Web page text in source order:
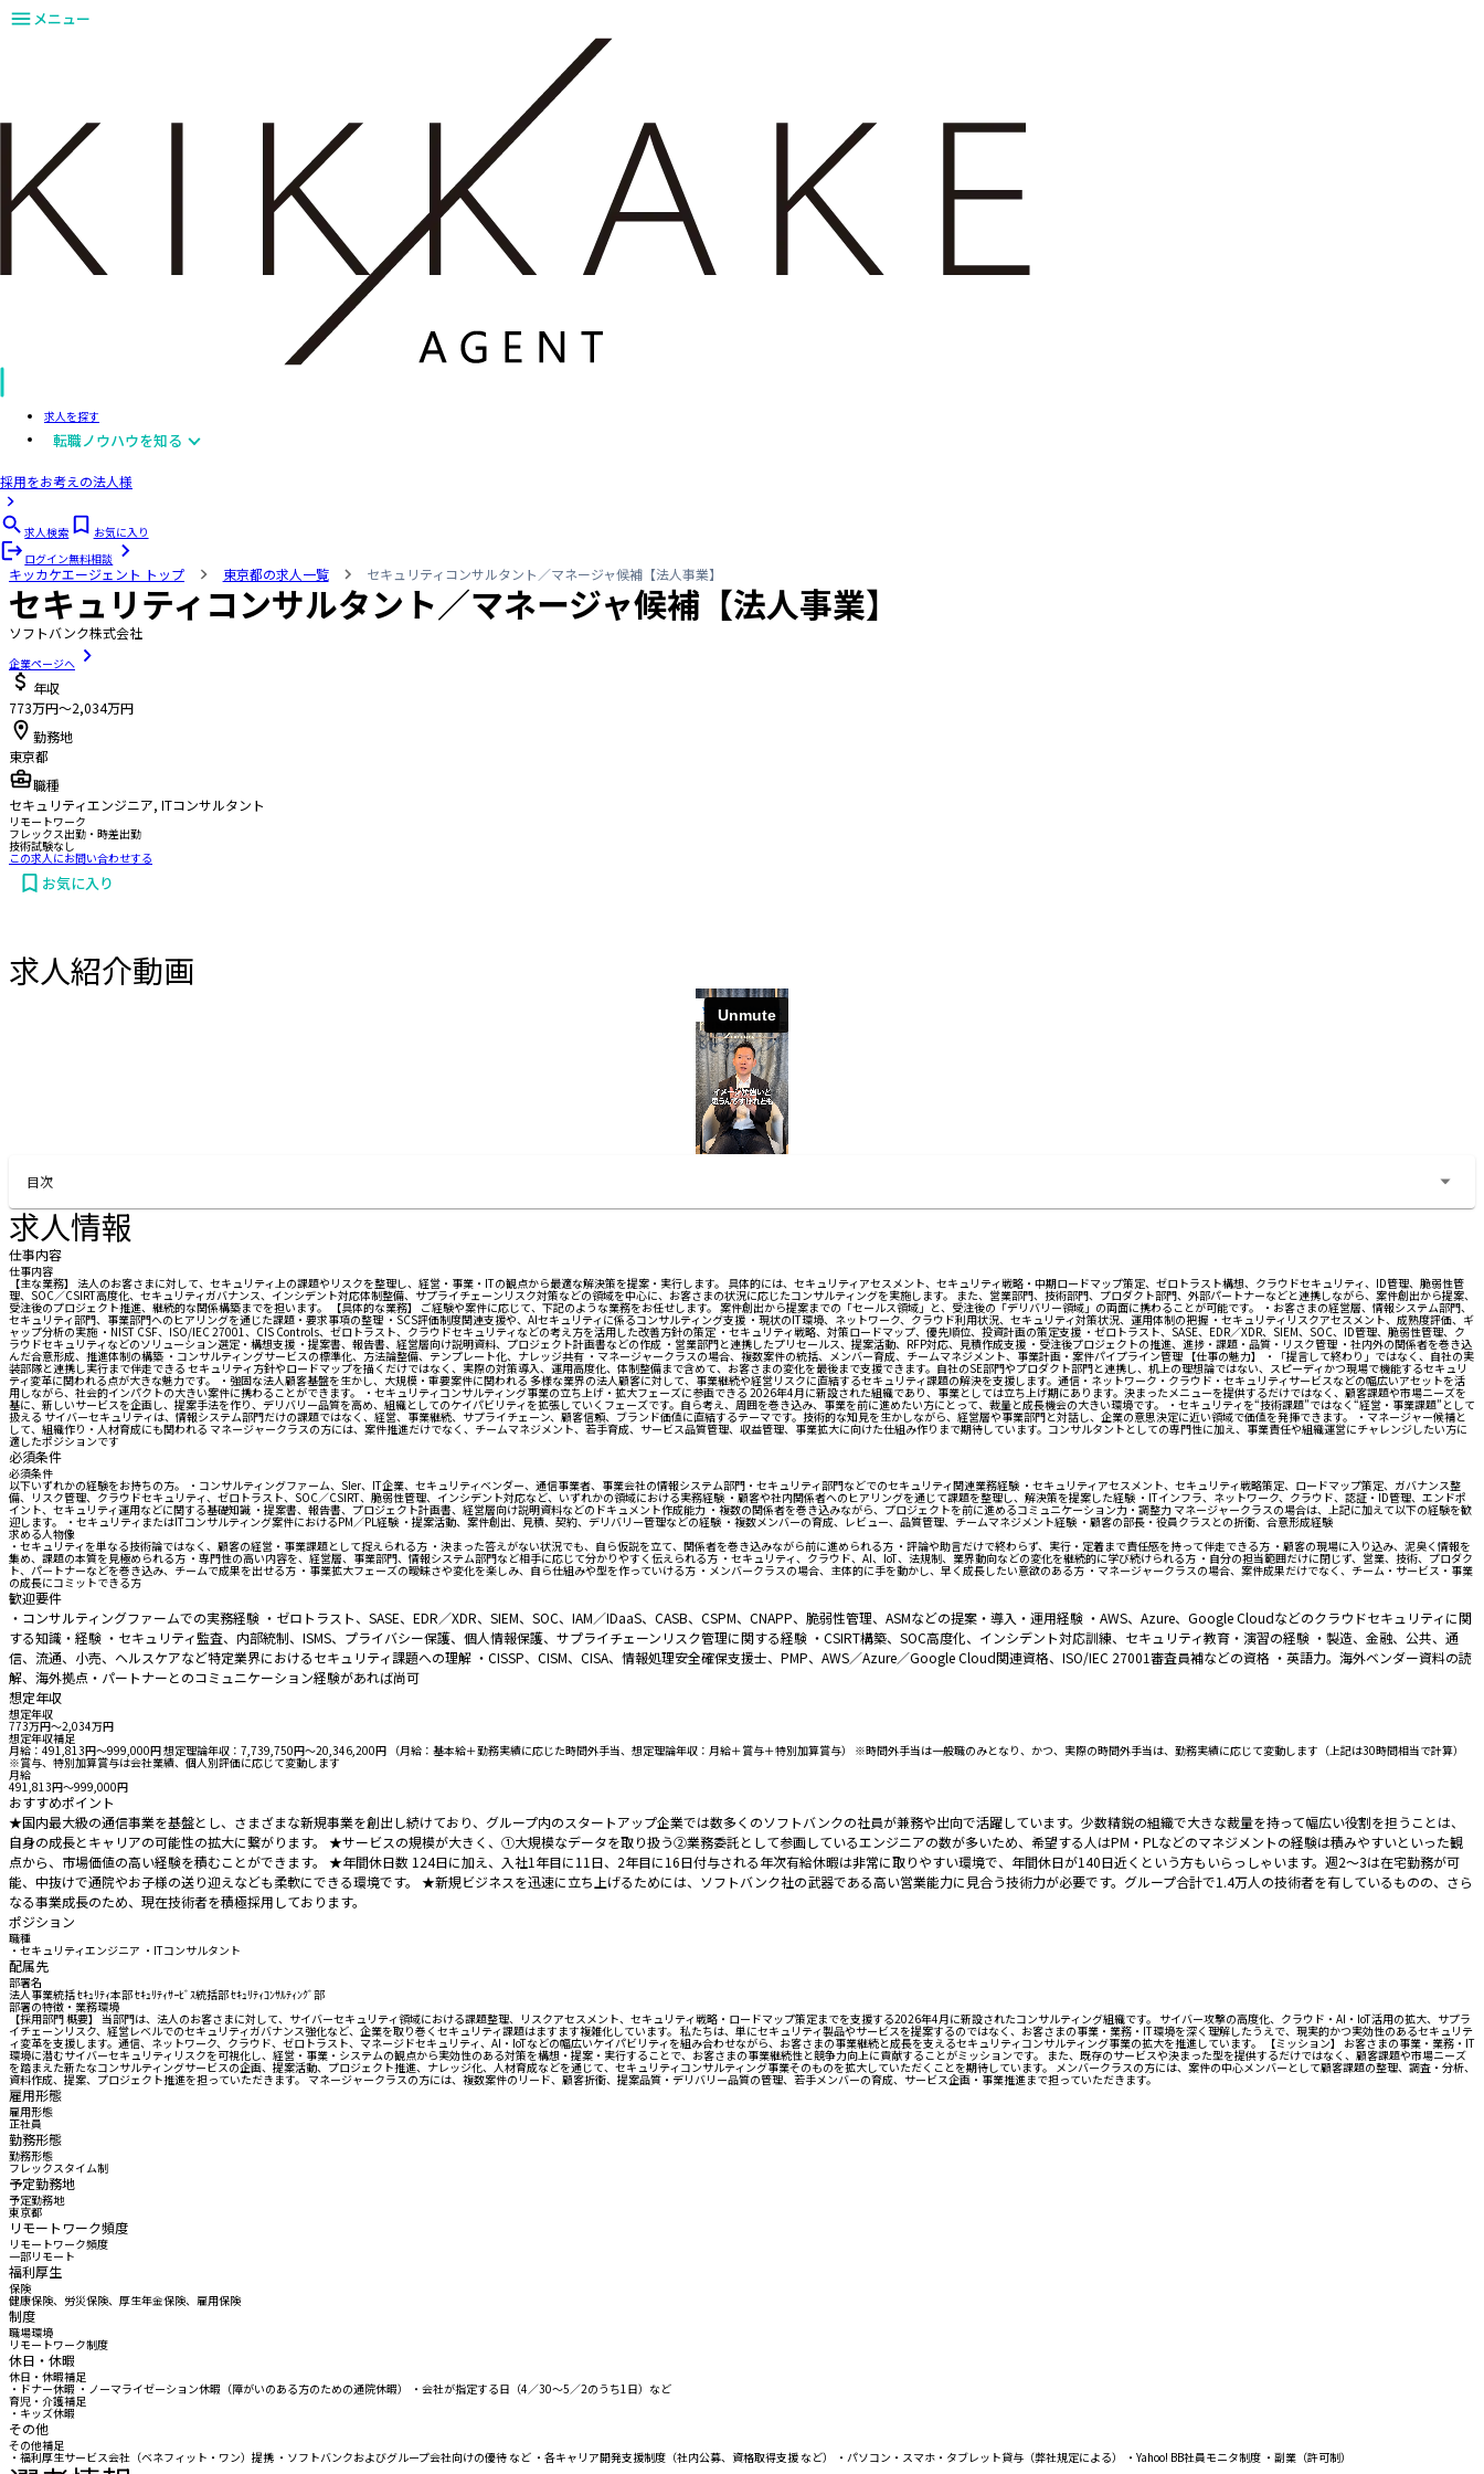
メニュー
求人を探す
転職ノウハウを知る
採用をお考えの法人様
求人検索
お気に入り
ログイン無料相談
キッカケエージェント トップ 東京都の求人一覧 セキュリティコンサルタント／マネージャ候補【法人事業】
セキュリティコンサルタント／マネージャ候補【法人事業】
ソフトバンク株式会社
企業ページへ
年収
773万円〜2,034万円
勤務地
東京都
職種
セキュリティエンジニア, ITコンサルタント
リモートワーク
フレックス出勤・時差出勤
技術試験なし
この求人にお問い合わせする
お気に入り
お問い合わせする
求人紹介動画
目次
求人情報
仕事内容
仕事内容
【主な業務】 法人のお客さまに対して、セキュリティ上の課題やリスクを整理し、経営・事業・ITの観点から最適な解決策を提案・実行します。 具体的には、セキュリティアセスメント、セキュリティ戦略・中期ロードマップ策定、ゼロトラスト構想、クラウドセキュリティ、ID管理、脆弱性管
理、SOC／CSIRT高度化、セキュリティガバナンス、インシデント対応体制整備、サプライチェーンリスク対策などの領域を中心に、お客さまの状況に応じたコンサルティングを実施します。 また、営業部門、技術部門、プロダクト部門、外部パートナーなどと連携しながら、案件創出から提案、
受注後のプロジェクト推進、継続的な関係構築までを担います。 【具体的な業務】 ご経験や案件に応じて、下記のような業務をお任せします。 案件創出から提案までの「セールス領域」と、受注後の「デリバリー領域」の両面に携わることが可能です。 ・お客さまの経営層、情報システム部門、
セキュリティ部門、事業部門へのヒアリングを通じた課題・要求事項の整理 ・SCS評価制度関連支援や、AIセキュリティに係るコンサルティング支援 ・現状のIT環境、ネットワーク、クラウド利用状況、セキュリティ対策状況、運用体制の把握 ・セキュリティリスクアセスメント、成熟度評価、ギ
ャップ分析の実施 ・NIST CSF、ISO/IEC 27001、CIS Controls、ゼロトラスト、クラウドセキュリティなどの考え方を活用した改善方針の策定 ・セキュリティ戦略、対策ロードマップ、優先順位、投資計画の策定支援 ・ゼロトラスト、SASE、EDR／XDR、SIEM、SOC、ID管理、脆弱性管理、ク
ラウドセキュリティなどのソリューション選定・構想支援 ・提案書、報告書、経営層向け説明資料、プロジェクト計画書などの作成 ・営業部門と連携したプリセールス、提案活動、RFP対応、見積作成支援 ・受注後プロジェクトの推進、進捗・課題・品質・リスク管理 ・社内外の関係者を巻き込
んだ合意形成、推進体制の構築 ・コンサルティングサービスの標準化、方法論整備、テンプレート化、ナレッジ共有 ・マネージャークラスの場合、複数案件の統括、メンバー育成、チームマネジメント、事業計画・案件パイプライン管理 【仕事の魅力】 ・「提言して終わり」ではなく、自社の実
装部隊と連携し実行まで伴走できる セキュリティ方針やロードマップを描くだけではなく、実際の対策導入、運用高度化、体制整備まで含めて、お客さまの変化を最後まで支援できます。自社のSE部門やプロダクト部門と連携し、机上の理想論ではない、スピーディかつ現場で機能するセキュリ
ティ変革に関われる点が大きな魅力です。 ・強固な法人顧客基盤を生かし、大規模・重要案件に関われる 多様な業界の法人顧客に対して、事業継続や経営リスクに直結するセキュリティ課題の解決を支援します。通信・ネットワーク・クラウド・セキュリティサービスなどの幅広いアセットを活
用しながら、社会的インパクトの大きい案件に携わることができます。 ・セキュリティコンサルティング事業の立ち上げ・拡大フェーズに参画できる 2026年4月に新設された組織であり、事業としては立ち上げ期にあります。決まったメニューを提供するだけではなく、顧客課題や市場ニーズを
基に、新しいサービスを企画し、提案手法を作り、デリバリー品質を高め、組織としてのケイパビリティを拡張していくフェーズです。自ら考え、周囲を巻き込み、事業を前に進めたい方にとって、裁量と成長機会の大きい環境です。 ・セキュリティを“技術課題”ではなく“経営・事業課題”として
扱える サイバーセキュリティは、情報システム部門だけの課題ではなく、経営、事業継続、サプライチェーン、顧客信頼、ブランド価値に直結するテーマです。技術的な知見を生かしながら、経営層や事業部門と対話し、企業の意思決定に近い領域で価値を発揮できます。 ・マネージャー候補と
して、組織作り・人材育成にも関われる マネージャークラスの方には、案件推進だけでなく、チームマネジメント、若手育成、サービス品質管理、収益管理、事業拡大に向けた仕組み作りまで期待しています。コンサルタントとしての専門性に加え、事業責任や組織運営にチャレンジしたい方に
適したポジションです
必須条件
必須条件
以下いずれかの経験をお持ちの方。 ・コンサルティングファーム、SIer、IT企業、セキュリティベンダー、通信事業者、事業会社の情報システム部門・セキュリティ部門などでのセキュリティ関連業務経験 ・セキュリティアセスメント、セキュリティ戦略策定、ロードマップ策定、ガバナンス整
備、リスク管理、クラウドセキュリティ、ゼロトラスト、SOC／CSIRT、脆弱性管理、インシデント対応など、いずれかの領域における実務経験 ・顧客や社内関係者へのヒアリングを通じて課題を整理し、解決策を提案した経験 ・ITインフラ、ネットワーク、クラウド、認証・ID管理、エンドポ
イント、セキュリティ運用などに関する基礎知識 ・提案書、報告書、プロジェクト計画書、経営層向け説明資料などのドキュメント作成能力 ・複数の関係者を巻き込みながら、プロジェクトを前に進めるコミュニケーション力・調整力 マネージャークラスの場合は、上記に加えて以下の経験を歓
迎します。 ・セキュリティまたはITコンサルティング案件におけるPM／PL経験 ・提案活動、案件創出、見積、契約、デリバリー管理などの経験 ・複数メンバーの育成、レビュー、品質管理、チームマネジメント経験 ・顧客の部長・役員クラスとの折衝、合意形成経験
求める人物像
・セキュリティを単なる技術論ではなく、顧客の経営・事業課題として捉えられる方 ・決まった答えがない状況でも、自ら仮説を立て、関係者を巻き込みながら前に進められる方 ・評論や助言だけで終わらず、実行・定着まで責任感を持って伴走できる方 ・顧客の現場に入り込み、泥臭く情報を
集め、課題の本質を見極められる方 ・専門性の高い内容を、経営層、事業部門、情報システム部門など相手に応じて分かりやすく伝えられる方 ・セキュリティ、クラウド、AI、IoT、法規制、業界動向などの変化を継続的に学び続けられる方 ・自分の担当範囲だけに閉じず、営業、技術、プロダク
ト、パートナーなどを巻き込み、チームで成果を出せる方 ・事業拡大フェーズの曖昧さや変化を楽しみ、自ら仕組みや型を作っていける方 ・メンバークラスの場合、主体的に手を動かし、早く成長したい意欲のある方 ・マネージャークラスの場合、案件成果だけでなく、チーム・サービス・事業
の成長にコミットできる方
歓迎要件
・コンサルティングファームでの実務経験 ・ゼロトラスト、SASE、EDR／XDR、SIEM、SOC、IAM／IDaaS、CASB、CSPM、CNAPP、脆弱性管理、ASMなどの提案・導入・運用経験 ・AWS、Azure、Google Cloudなどのクラウドセキュリティに関
する知識・経験 ・セキュリティ監査、内部統制、ISMS、プライバシー保護、個人情報保護、サプライチェーンリスク管理に関する経験 ・CSIRT構築、SOC高度化、インシデント対応訓練、セキュリティ教育・演習の経験 ・製造、金融、公共、通
信、流通、小売、ヘルスケアなど特定業界におけるセキュリティ課題への理解 ・CISSP、CISM、CISA、情報処理安全確保支援士、PMP、AWS／Azure／Google Cloud関連資格、ISO/IEC 27001審査員補などの資格 ・英語力。海外ベンダー資料の読
解、海外拠点・パートナーとのコミュニケーション経験があれば尚可
想定年収
想定年収
773万円〜2,034万円
想定年収補足
月給：491,813円～999,000円 想定理論年収：7,739,750円～20,346,200円 （月給：基本給＋勤務実績に応じた時間外手当、想定理論年収：月給＋賞与＋特別加算賞与） ※時間外手当は一般職のみとなり、かつ、実際の時間外手当は、勤務実績に応じて変動します（上記は30時間相当で計算）
※賞与、特別加算賞与は会社業績、個人別評価に応じて変動します
月給
491,813円〜999,000円
おすすめポイント
★国内最大級の通信事業を基盤とし、さまざまな新規事業を創出し続けており、グループ内のスタートアップ企業では数多くのソフトバンクの社員が兼務や出向で活躍しています。少数精鋭の組織で大きな裁量を持って幅広い役割を担うことは、
自身の成長とキャリアの可能性の拡大に繋がります。 ★サービスの規模が大きく、①大規模なデータを取り扱う②業務委託として参画しているエンジニアの数が多いため、希望する人はPM・PLなどのマネジメントの経験は積みやすいといった観
点から、市場価値の高い経験を積むことができます。 ★年間休日数 124日に加え、入社1年目に11日、2年目に16日付与される年次有給休暇は非常に取りやすい環境で、年間休日が140日近くという方もいらっしゃいます。週2～3は在宅勤務が可
能、中抜けで通院やお子様の送り迎えなども柔軟にできる環境です。 ★新規ビジネスを迅速に立ち上げるためには、ソフトバンク社の武器である高い営業能力に見合う技術力が必要です。グループ合計で1.4万人の技術者を有しているものの、さら
なる事業成長のため、現在技術者を積極採用しております。
ポジション
職種
・セキュリティエンジニア ・ITコンサルタント
配属先
部署名
法人事業統括 ｾｷｭﾘﾃｨ本部 ｾｷｭﾘﾃｨｻｰﾋﾞｽ統括部 ｾｷｭﾘﾃｨｺﾝｻﾙﾃｨﾝｸﾞ部
部署の特徴・業務環境
【採用部門 概要】 当部門は、法人のお客さまに対して、サイバーセキュリティ領域における課題整理、リスクアセスメント、セキュリティ戦略・ロードマップ策定までを支援する2026年4月に新設されたコンサルティング組織です。 サイバー攻撃の高度化、クラウド・AI・IoT活用の拡大、サプラ
イチェーンリスク、経営レベルでのセキュリティガバナンス強化など、企業を取り巻くセキュリティ課題はますます複雑化しています。 私たちは、単にセキュリティ製品やサービスを提案するのではなく、お客さまの事業・業務・IT環境を深く理解したうえで、現実的かつ実効性のあるセキュリテ
ィ変革を支援します。通信、ネットワーク、クラウド、ゼロトラスト、マネージドセキュリティ、AI・IoTなどの幅広いケイパビリティを組み合わせながら、お客さまの事業継続と成長を支えるセキュリティコンサルティング事業の拡大を推進しています。 【ミッション】 お客さまの事業・業務・IT
環境に潜むサイバーセキュリティリスクを可視化し、経営・事業・システムの観点から実効性のある対策を構想・提案・実行することで、お客さまの事業継続性と競争力向上に貢献することがミッションです。 また、既存のサービスや決まった型を提供するだけではなく、顧客課題や市場ニーズ
を踏まえた新たなコンサルティングサービスの企画、提案活動、プロジェクト推進、ナレッジ化、人材育成などを通じて、セキュリティコンサルティング事業そのものを拡大していただくことを期待しています。 メンバークラスの方には、案件の中心メンバーとして顧客課題の整理、調査・分析、
資料作成、提案、プロジェクト推進を担っていただきます。 マネージャークラスの方には、複数案件のリード、顧客折衝、提案品質・デリバリー品質の管理、若手メンバーの育成、サービス企画・事業推進まで担っていただきます。
雇用形態
雇用形態
正社員
勤務形態
勤務形態
フレックスタイム制
予定勤務地
予定勤務地
東京都
リモートワーク頻度
リモートワーク頻度
一部リモート
福利厚生
保険
健康保険、労災保険、厚生年金保険、雇用保険
制度
職場環境
リモートワーク制度
休日・休暇
休日・休暇補足
・ドナー休暇 ・ノーマライゼーション休暇（障がいのある方のための通院休暇） ・会社が指定する日（4／30〜5／2のうち1日）など
育児・介護補足
・キッズ休暇
その他
その他補足
・福利厚生サービス会社（ベネフィット・ワン）提携 ・ソフトバンクおよびグループ会社向けの優待 など ・各キャリア開発支援制度（社内公募、資格取得支援 など） ・パソコン・スマホ・タブレット貸与（弊社規定による） ・Yahoo! BB社員モニタ制度 ・副業（許可制）